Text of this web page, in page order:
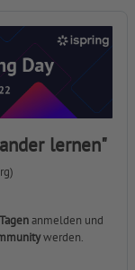
lernen"
anmelden und
werden.